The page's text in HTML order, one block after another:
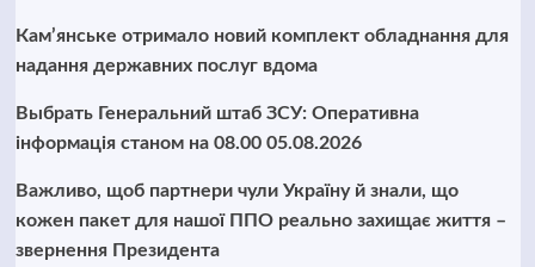
Кам’янське отримало новий комплект обладнання для
надання державних послуг вдома
Выбрать Генеральний штаб ЗСУ: Оперативна
інформація станом на 08.00 05.08.2026
Важливо, щоб партнери чули Україну й знали, що
кожен пакет для нашої ППО реально захищає життя –
звернення Президента